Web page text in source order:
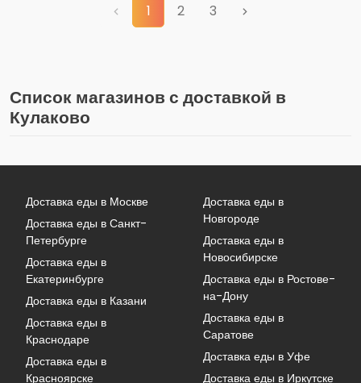
1 2 3
Список магазинов с доставкой в
Кулаково
Доставка еды в Москве
Доставка еды в Санкт-
Петербурге
Доставка еды в
Екатеринбурге
Доставка еды в Казани
Доставка еды в
Краснодаре
Доставка еды в
Красноярске
Доставка еды в
Новгороде
Доставка еды в
Новосибирске
Доставка еды в Ростове-
на-Дону
Доставка еды в
Саратове
Доставка еды в Уфе
Доставка еды в Иркутске